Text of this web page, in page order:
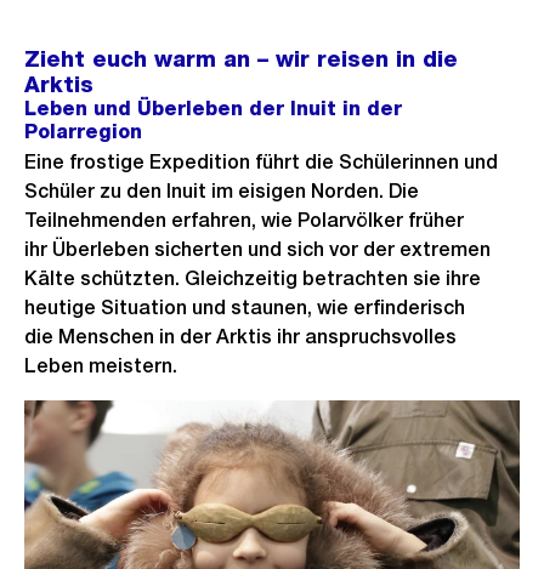
Zieht euch warm an – wir reisen in die
Arktis
Leben und Überleben der Inuit in der
Polarregion
Eine frostige Expedition führt die Schülerinnen und
Schüler zu den Inuit im eisigen Norden. Die
Teilnehmenden erfahren, wie Polarvölker früher
ihr Überleben sicherten und sich vor der extremen
Kälte schützten. Gleichzeitig betrachten sie ihre
heutige Situation und staunen, wie erfinderisch
die Menschen in der Arktis ihr anspruchsvolles
Leben meistern.